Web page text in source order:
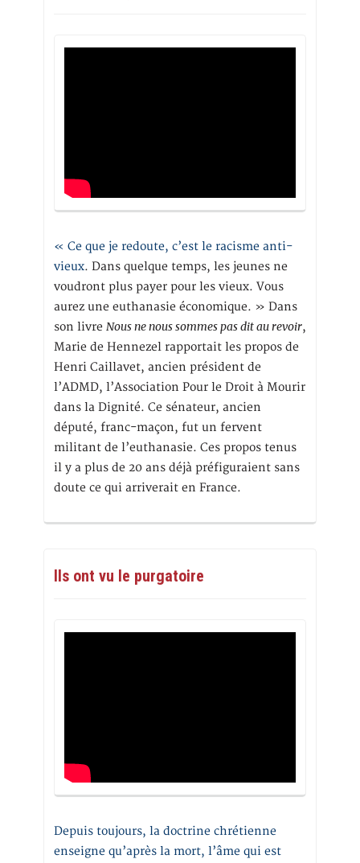
« Ce que je redoute, c’est le racisme anti-
vieux. Dans quelque temps, les jeunes ne
voudront plus payer pour les vieux. Vous
aurez une euthanasie économique. » Dans
son livre Nous ne nous sommes pas dit au revoir,
Marie de Hennezel rapportait les propos de
Henri Caillavet, ancien président de
l’ADMD, l’Association Pour le Droit à Mourir
dans la Dignité. Ce sénateur, ancien
député, franc-maçon, fut un fervent
militant de l’euthanasie. Ces propos tenus
il y a plus de 20 ans déjà préfiguraient sans
doute ce qui arriverait en France.
Ils ont vu le purgatoire
Depuis toujours, la doctrine chrétienne
enseigne qu’après la mort, l’âme qui est